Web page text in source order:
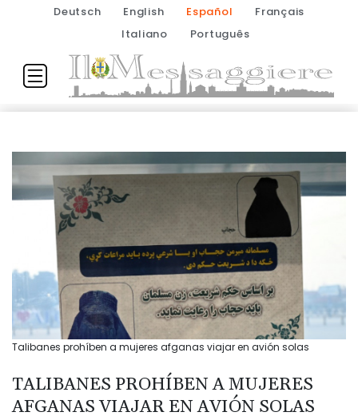
Deutsch English Español
Français
Italiano
Português
Talibanes prohíben a mujeres afganas viajar en avión solas
TALIBANES PROHÍBEN A MUJERES
AFGANAS VIAJAR EN AVIÓN SOLAS